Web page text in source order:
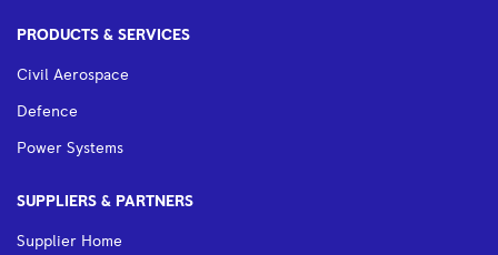
PRODUCTS & SERVICES
Civil Aerospace
Defence
Power Systems
SUPPLIERS & PARTNERS
Supplier Home